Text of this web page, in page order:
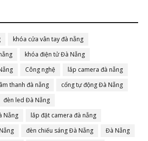
khóa cửa vân tay đà nẵng
khóa điện tử Đà Nẵng
Công nghệ
lắp camera đà nẵng
âm thanh đà nẵng
cổng tự động Đà Nẵng
đèn led Đà Nẵng
Nẵng
lắp đặt camera đà nẵng
đèn chiếu sáng Đà Nẵng
Đà Nẵng